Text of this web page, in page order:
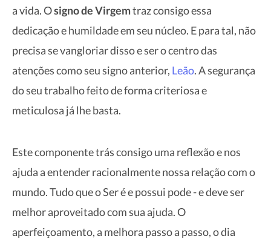
a vida. Osigno de Virgemtraz consigo essa
dedicação e humildade em seu núcleo. E para tal, não
precisa se vangloriar disso e ser o centro das
atenções como seu signo anterior, Leão. A segurança
do seu trabalho feito de forma criteriosa e
meticulosa já lhe basta.
Este componente trás consigo uma reflexão e nos
ajuda a entender racionalmente nossa relação com o
mundo. Tudo que o Ser é e possui pode - e deve ser
melhor aproveitado com sua ajuda. O
aperfeiçoamento, a melhora passo a passo, o dia